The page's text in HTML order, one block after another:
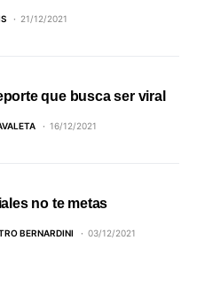
21/12/2021
que busca ser viral
16/12/2021
no te metas
BERNARDINI 03/12/2021